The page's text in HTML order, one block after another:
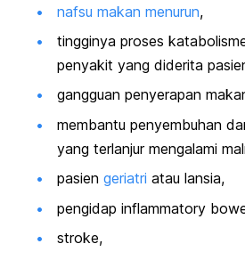
nafsu makan menurun,
tingginya proses
penyakit yang diderita
gangguan penyerapan
membantu penyembuhan
yang terlanjur mengalami
pasien geriatri atau lansia,
pengidap inflammatory
stroke,